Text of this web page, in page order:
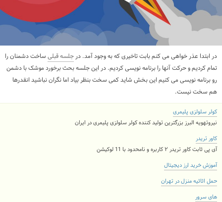
در ابتدا عذر خواهی می کنم بابت تاخیری که به وجود آمد. در جلسه قبلی ساخت دشمنان را
تمام کردیم و حرکت آنها را برنامه نویسی کردیم. در این جلسه بحث برخورد موشک با دشمن
رو برنامه نویسی می کنیم این بخش شاید کمی سخت بنظر بیاد اما نگران نباشید انقدرها
هم سخت نیست.
کولر سلولزی پلیمری
نیروتهویه البرز بزرگترین تولید کننده کولر سلولزی پلیمری در ایران
کاور تریدر
آی پی ثابت کاور تریدر ۲ کاربره و نامحدود با 11 لوکیشن
آموزش خرید ارز دیجیتال
حمل اثاثیه منزل در تهران
های سرور